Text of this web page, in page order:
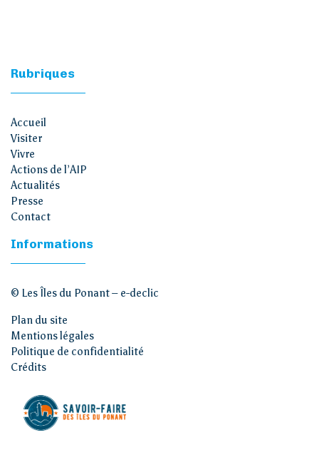
Rubriques
Accueil
Visiter
Vivre
Actions de l’AIP
Actualités
Presse
Contact
Informations
© Les Îles du Ponant – e-declic
Plan du site
Mentions légales
Politique de confidentialité
Crédits